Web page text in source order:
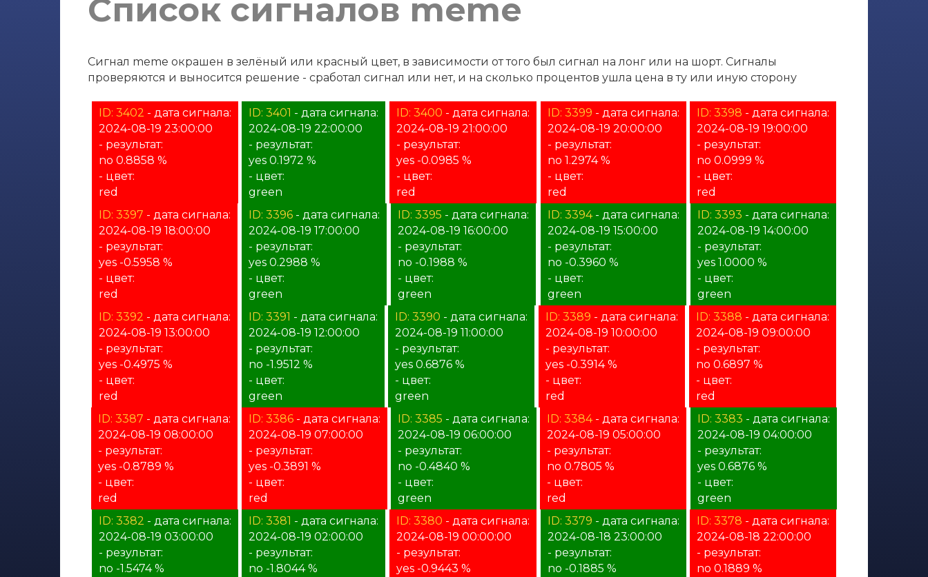
Список сигналов meme
Сигнал meme окрашен в зелёный или красный цвет, в зависимости от того был сигнал на лонг или на шорт. Сигналы
проверяются и выносится решение - сработал сигнал или нет, и на сколько процентов ушла цена в ту или иную сторону
ID: 3402 - дата сигнала:
2024-08-19 23:00:00
- результат:
no 0.8858 %
- цвет:
red
ID: 3401 - дата сигнала:
2024-08-19 22:00:00
- результат:
yes 0.1972 %
- цвет:
green
ID: 3400 - дата сигнала:
2024-08-19 21:00:00
- результат:
yes -0.0985 %
- цвет:
red
ID: 3399 - дата сигнала:
2024-08-19 20:00:00
- результат:
no 1.2974 %
- цвет:
red
ID: 3398 - дата сигнала:
2024-08-19 19:00:00
- результат:
no 0.0999 %
- цвет:
red
ID: 3397 - дата сигнала:
2024-08-19 18:00:00
- результат:
yes -0.5958 %
- цвет:
red
ID: 3396 - дата сигнала:
2024-08-19 17:00:00
- результат:
yes 0.2988 %
- цвет:
green
ID: 3395 - дата сигнала:
2024-08-19 16:00:00
- результат:
no -0.1988 %
- цвет:
green
ID: 3394- дата сигнала:
2024-08-19 15:00:00
- результат:
no -0.3960 %
- цвет:
green
ID: 3393 - дата сигнала:
2024-08-19 14:00:00
- результат:
yes 1.0000 %
- цвет:
green
ID: 3392 - дата сигнала:
2024-08-19 13:00:00
- результат:
yes -0.4975 %
- цвет:
red
ID: 3391 - дата сигнала:
2024-08-19 12:00:00
- результат:
no -1.9512 %
- цвет:
green
ID: 3390 - дата сигнала:
2024-08-19 11:00:00
- результат:
yes 0.6876 %
- цвет:
green
ID: 3389 - дата сигнала:
2024-08-19 10:00:00
- результат:
yes -0.3914 %
- цвет:
red
ID: 3388 - дата сигнала:
2024-08-19 09:00:00
- результат:
no 0.6897 %
- цвет:
red
ID: 3387 - дата сигнала:
2024-08-19 08:00:00
- результат:
yes -0.8789 %
- цвет:
red
ID: 3386- дата сигнала:
2024-08-19 07:00:00
- результат:
yes -0.3891 %
- цвет:
red
ID: 3385 - дата сигнала:
2024-08-19 06:00:00
- результат:
no -0.4840 %
- цвет:
green
ID: 3384- дата сигнала:
2024-08-19 05:00:00
- результат:
no 0.7805 %
- цвет:
red
ID: 3383 - дата сигнала:
2024-08-19 04:00:00
- результат:
yes 0.6876 %
- цвет:
green
ID: 3382 - дата сигнала:
2024-08-19 03:00:00
- результат:
no -1.5474 %
ID: 3381 - дата сигнала:
2024-08-19 02:00:00
- результат:
no -1.8044 %
ID: 3380 - дата сигнала:
2024-08-19 00:00:00
- результат:
yes -0.9443 %
ID: 3379 - дата сигнала:
2024-08-18 23:00:00
- результат:
no -0.1885 %
ID: 3378 - дата сигнала:
2024-08-18 22:00:00
- результат:
no 0.1889 %